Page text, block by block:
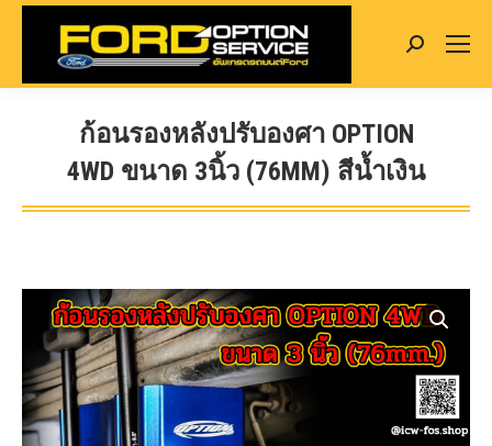
Search:
ก้อนรองหลังปรับองศา OPTION
4WD ขนาด 3นิ้ว (76MM) สีน้ำเงิน
You are here: